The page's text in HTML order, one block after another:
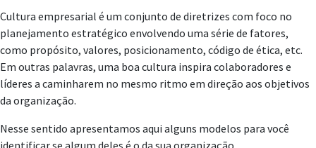
Cultura empresarial é um conjunto de diretrizes com foco no
planejamento estratégico envolvendo uma série de fatores,
como propósito, valores, posicionamento, código de ética, etc.
Em outras palavras, uma boa cultura inspira colaboradores e
líderes a caminharem no mesmo ritmo em direção aos objetivos
da organização.
Nesse sentido apresentamos aqui alguns modelos para você
identificar se algum deles é o da sua organização.